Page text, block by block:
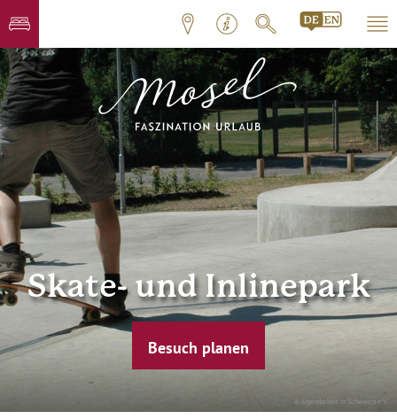
© Jugendarbeit in Schweich e.V.
Skate- und Inlinepark
Besuch planen